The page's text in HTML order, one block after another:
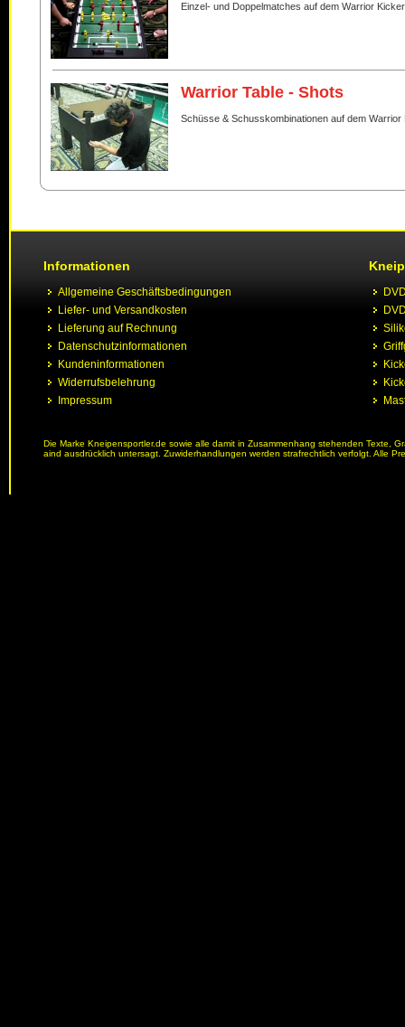
Einzel- und Doppelmatches auf dem Warrior Kicker
Warrior Table - Shots
Schüsse & Schusskombinationen auf dem Warrior
Informationen
Allgemeine Geschäftsbedingungen
Liefer- und Versandkosten
Lieferung auf Rechnung
Datenschutzinformationen
Kundeninformationen
Widerrufsbelehrung
Impressum
Die Marke Kneipensportler.de sowie alle damit in Zusammenhang stehenden Texte,
aind ausdrücklich untersagt. Zuwiderhandlungen werden strafrechtlich verfolgt. Alle